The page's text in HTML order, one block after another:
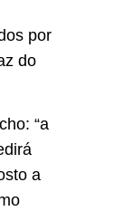
por
do
“a
a